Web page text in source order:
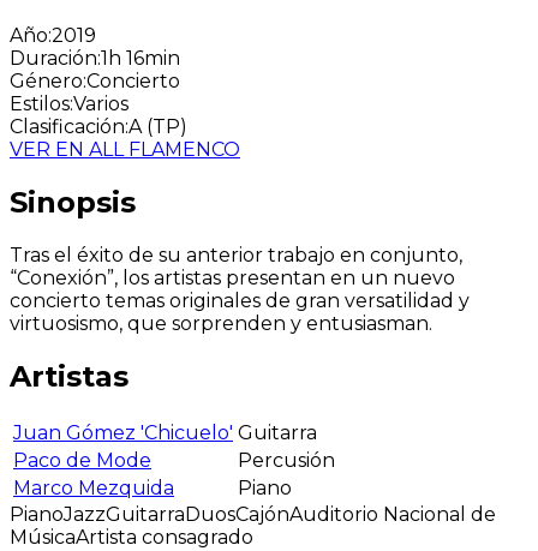
Año:2019
Duración:1h 16min
Género:Concierto
Estilos:Varios
Clasificación:A (TP)
VER EN ALL FLAMENCO
Sinopsis
Tras el éxito de su anterior trabajo en conjunto,
“Conexión”, los artistas presentan en un nuevo
concierto temas originales de gran versatilidad y
virtuosismo, que sorprenden y entusiasman.
Artistas
Juan Gómez 'Chicuelo' Guitarra
Paco de Mode
Percusión
Marco Mezquida
Piano
PianoJazzGuitarraDuosCajónAuditorio Nacional de
MúsicaArtista consagrado